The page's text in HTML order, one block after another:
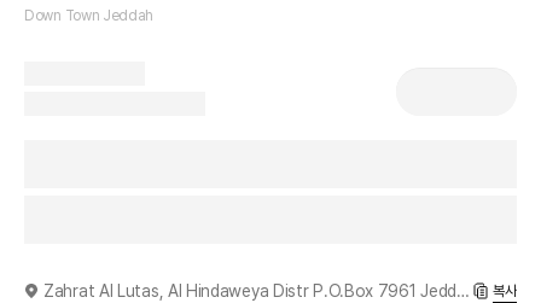
Down Town Jeddah
Zahrat Al Lutas, Al Hindaweya Distr P.O.Box 7961 Jeddah, Saudi Arabia, 22321 복사